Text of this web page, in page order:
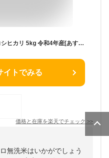
無洗米 特別栽培米 新潟県魚沼産コシヒカリ 5kg 令和4年産[あす楽_土曜営業] [送料無料] 【食味ランク特A】 [北海道沖縄へのお届けは別途送料760円]【コンビニ受取 コンビニ決済 後払い】MU
イトでみる
価格と在庫を楽天でチェック >>
無洗米はいかがでしょう